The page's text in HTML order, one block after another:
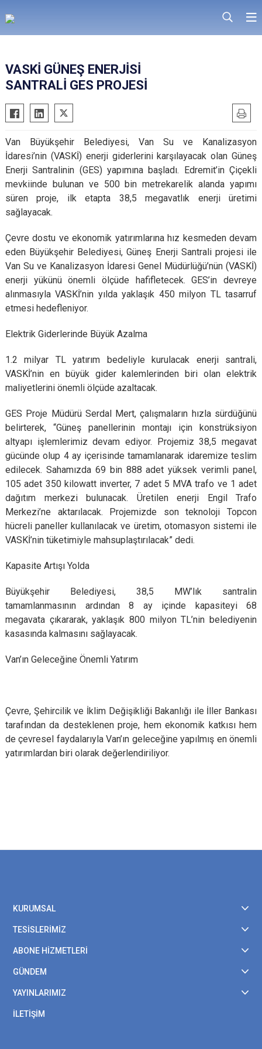
VASKİ GÜNEŞ ENERJİSİ
SANTRALİ GES PROJESİ
Van Büyükşehir Belediyesi, Van Su ve Kanalizasyon
İdaresi’nin (VASKİ) enerji giderlerini karşılayacak olan Güneş
Enerji Santralinin (GES) yapımına başladı. Edremit’in Çiçekli
mevkiinde bulunan ve 500 bin metrekarelik alanda yapımı
süren proje, ilk etapta 38,5 megavatlık enerji üretimi
sağlayacak.
Çevre dostu ve ekonomik yatırımlarına hız kesmeden devam
eden Büyükşehir Belediyesi, Güneş Enerji Santrali projesi ile
Van Su ve Kanalizasyon İdaresi Genel Müdürlüğü’nün (VASKİ)
enerji yükünü önemli ölçüde hafifletecek. GES’in devreye
alınmasıyla VASKİ’nin yılda yaklaşık 450 milyon TL tasarruf
etmesi hedefleniyor.
Elektrik Giderlerinde Büyük Azalma
1.2 milyar TL yatırım bedeliyle kurulacak enerji santrali,
VASKİ’nin en büyük gider kalemlerinden biri olan elektrik
maliyetlerini önemli ölçüde azaltacak.
GES Proje Müdürü Serdal Mert, çalışmaların hızla sürdüğünü
belirterek, “Güneş panellerinin montajı için konstrüksiyon
altyapı işlemlerimiz devam ediyor. Projemiz 38,5 megavat
gücünde olup 4 ay içerisinde tamamlanarak idaremize teslim
edilecek. Sahamızda 69 bin 888 adet yüksek verimli panel,
105 adet 350 kilowatt inverter, 7 adet 5 MVA trafo ve 1 adet
dağıtım merkezi bulunacak. Üretilen enerji Engil Trafo
Merkezi’ne aktarılacak. Projemizde son teknoloji Topcon
hücreli paneller kullanılacak ve üretim, otomasyon sistemi ile
VASKİ’nin tüketimiyle mahsuplaştırılacak” dedi.
Kapasite Artışı Yolda
Büyükşehir Belediyesi, 38,5 MW’lık santralin
tamamlanmasının ardından 8 ay içinde kapasiteyi 68
megavata çıkararak, yaklaşık 800 milyon TL’nin belediyenin
kasasında kalmasını sağlayacak.
Van’ın Geleceğine Önemli Yatırım
Çevre, Şehircilik ve İklim Değişikliği Bakanlığı ile İller Bankası
tarafından da desteklenen proje, hem ekonomik katkısı hem
de çevresel faydalarıyla Van’ın geleceğine yapılmış en önemli
yatırımlardan biri olarak değerlendiriliyor.
KURUMSAL
TESİSLERİMİZ
ABONE HİZMETLERİ
GÜNDEM
YAYINLARIMIZ
İLETİŞİM